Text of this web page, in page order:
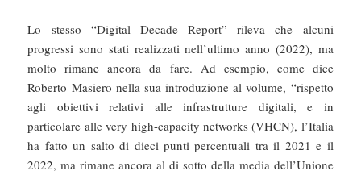
Lo stesso “Digital Decade Report” rileva che alcuni
progressi sono stati realizzati nell’ultimo anno (2022), ma
molto rimane ancora da fare. Ad esempio, come dice
Roberto Masiero nella sua introduzione al volume, “rispetto
agli obiettivi relativi alle infrastrutture digitali, e in
particolare alle very high-capacity networks (VHCN), l’Italia
ha fatto un salto di dieci punti percentuali tra il 2021 e il
2022, ma rimane ancora al di sotto della media dell’Unione